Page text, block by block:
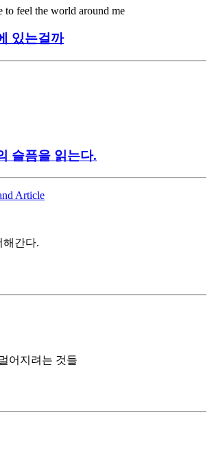
to feel the world around me
있는걸까
슬픔을 읽는다.
Article
해간다.
어지려는 것들